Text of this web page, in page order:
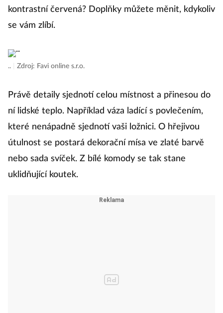
kontrastní červená? Doplňky můžete měnit, kdykoliv
se vám zlíbí.
.. Zdroj: Favi online s.r.o.
Právě detaily sjednotí celou místnost a přinesou do
ní lidské teplo. Například váza ladící s povlečením,
které nenápadně sjednotí vaši ložnici. O hřejivou
útulnost se postará dekorační mísa ve zlaté barvě
nebo sada svíček. Z bílé komody se tak stane
uklidňující koutek.